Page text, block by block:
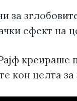
за
ефект на
креираше
кон целта за